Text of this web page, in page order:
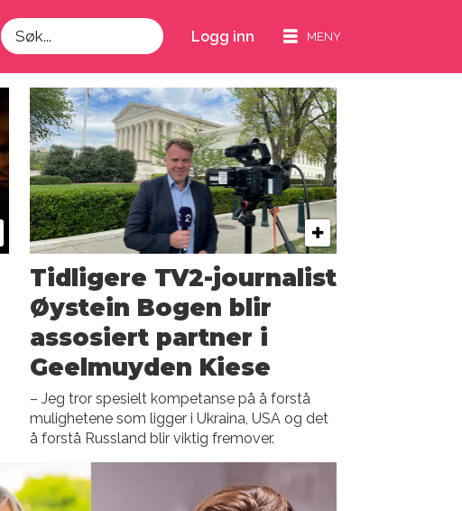
Søk
Logg inn
Tidligere TV2-journalist
Øystein Bogen blir
assosiert partner i
Geelmuyden Kiese
– Jeg tror spesielt kompetanse på å forstå
mulighetene som ligger i Ukraina, USA og det
å forstå Russland blir viktig fremover.